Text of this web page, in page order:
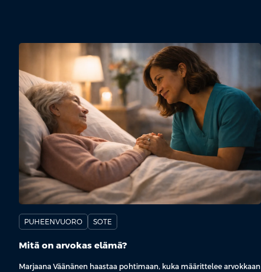
PUHEENVUORO SOTE
Mitä on arvokas elämä?
Marjaana Väänänen haastaa pohtimaan, kuka määrittelee arvokkaan